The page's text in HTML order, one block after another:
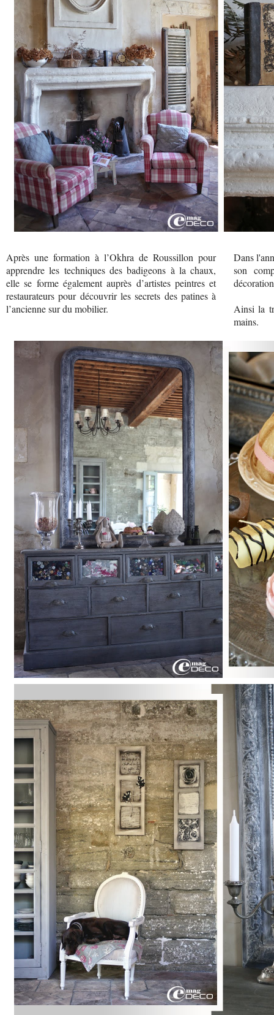
Après une formation à l’Okhra de Roussillon pour
apprendre les techniques des badigeons à la chaux,
elle se forme également auprès d’artistes peintres et
restaurateurs pour découvrir les secrets des patines à
l’ancienne sur du mobilier.
Dans
son
Ainsi la
mains.